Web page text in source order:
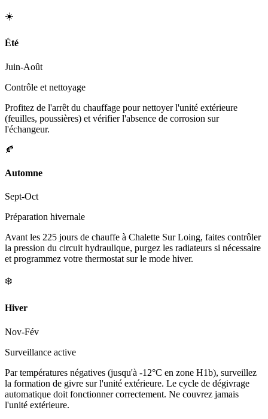
☀️
Été
Juin-Août
Contrôle et nettoyage
Profitez de l'arrêt du chauffage pour nettoyer l'unité extérieure
(feuilles, poussières) et vérifier l'absence de corrosion sur
l'échangeur.
🍂
Automne
Sept-Oct
Préparation hivernale
Avant les 225 jours de chauffe à Chalette Sur Loing, faites contrôler
la pression du circuit hydraulique, purgez les radiateurs si nécessaire
et programmez votre thermostat sur le mode hiver.
❄️
Hiver
Nov-Fév
Surveillance active
Par températures négatives (jusqu'à -12°C en zone H1b), surveillez
la formation de givre sur l'unité extérieure. Le cycle de dégivrage
automatique doit fonctionner correctement. Ne couvrez jamais
l'unité extérieure.